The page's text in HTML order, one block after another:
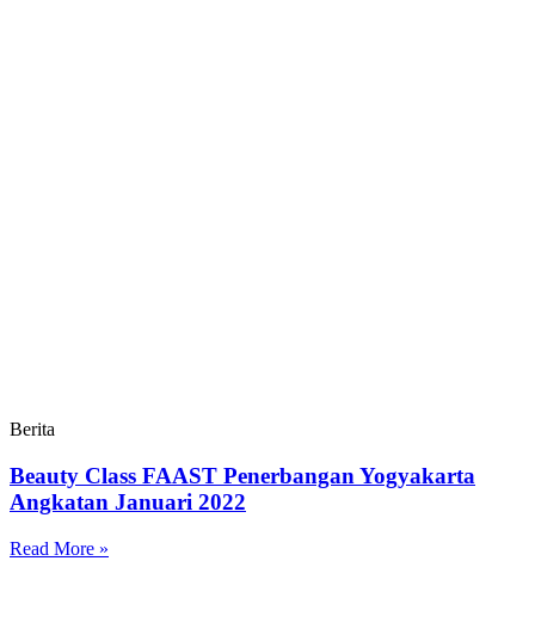
Berita
Beauty Class FAAST Penerbangan Yogyakarta
Angkatan Januari 2022
Read More »